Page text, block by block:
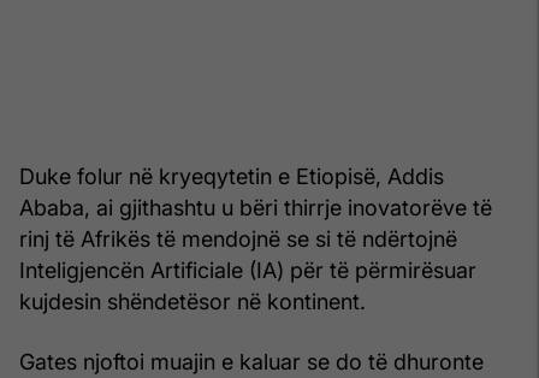
Duke folur në kryeqytetin e Etiopisë, Addis
Ababa, ai gjithashtu u bëri thirrje inovatorëve të
rinj të Afrikës të mendojnë se si të ndërtojnë
Inteligjencën Artificiale (IA) për të përmirësuar
kujdesin shëndetësor në kontinent.
Gates njoftoi muajin e kaluar se do të dhuronte